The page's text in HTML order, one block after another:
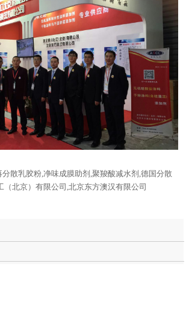
散乳胶粉,净味成膜助剂,聚羧酸减水剂,德国分散
（北京）有限公司,北京东方澳汉有限公司